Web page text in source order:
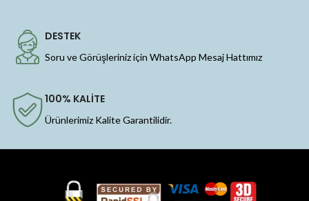
DESTEK
Soru ve Görüşleriniz için WhatsApp Mesaj Hattımız
100% KALİTE
Ürünlerimiz Kalite Garantilidir.